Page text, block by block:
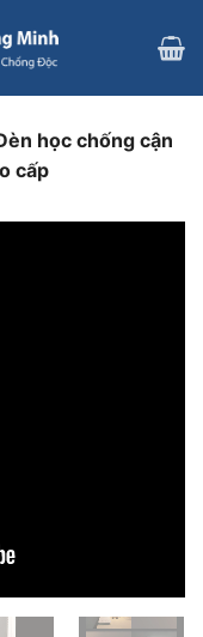
học chống cận
cấp